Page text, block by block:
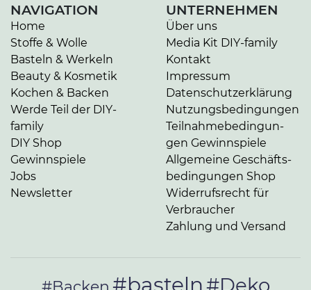
NAVIGATION
Home
Stoffe & Wolle
Basteln & Werkeln
Beauty & Kosmetik
Kochen & Backen
Werde Teil der DIY-
family
DIY Shop
Gewinnspiele
Jobs
Newsletter
UNTERNEHMEN
Über uns
Media Kit DIY-family
Kontakt
Impressum
Da­ten­schutz­er­klä­rung
Nut­zungs­be­din­gun­gen
Teil­nah­me­be­din­gun­
gen Gewinnspiele
Allgemeine Ge­schäfts­
be­din­gun­gen Shop
Widerrufsrecht für
Verbraucher
Zahlung und Versand
#basteln#Deko